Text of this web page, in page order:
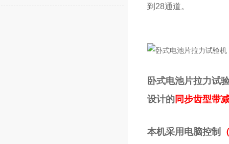
到28通道。
卧式电池片拉力试
设计的 同步齿型带
本机采用电脑控制